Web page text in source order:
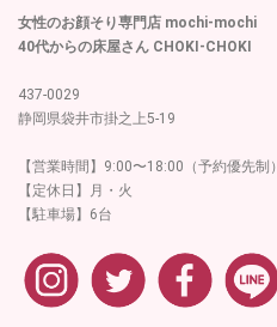
女性のお顔そり専門店 mochi-mochi
40代からの床屋さん CHOKI-CHOKI
437-0029
静岡県袋井市掛之上5-19
【営業時間】9:00〜18:00（予約優先制）
【定休日】月・火
【駐車場】6台